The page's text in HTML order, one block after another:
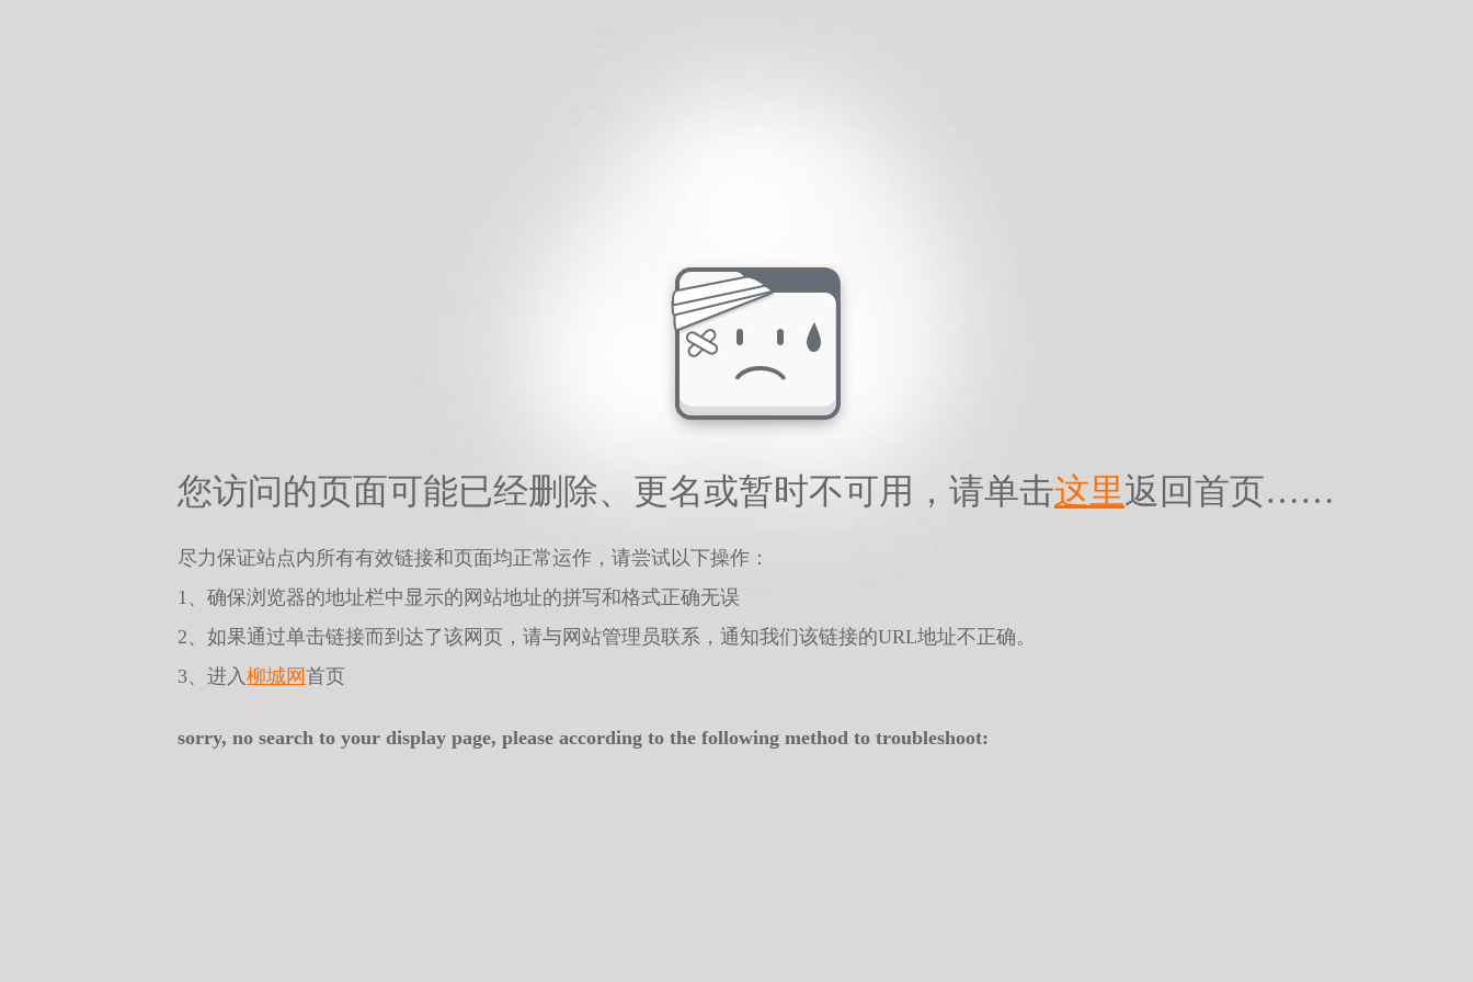
您访问的页面可能已经删除、更名或暂时不可用，请单击这里返回首页……
尽力保证站点内所有有效链接和页面均正常运作，请尝试以下操作：
1、确保浏览器的地址栏中显示的网站地址的拼写和格式正确无误
2、如果通过单击链接而到达了该网页，请与网站管理员联系，通知我们该链接的URL地址不正确。
3、进入柳城网 首页
sorry, no search to your display page, please according to the following method to troubleshoot: